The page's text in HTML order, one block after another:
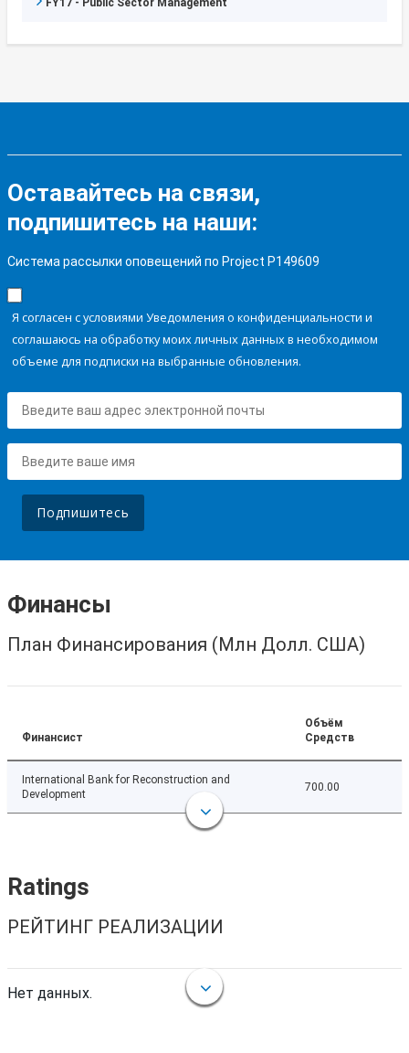
FY17 - Public Sector Management
Оставайтесь на связи,
подпишитесь на наши:
Система рассылки оповещений по Project P149609
Я согласен с условиями Уведомления о конфиденциальности и
соглашаюсь на обработку моих личных данных в необходимом
объеме для подписки на выбранные обновления.
Подпишитесь
Финансы
План Финансирования (Млн Долл. США)
Финансист
Объём
Средств
International Bank for Reconstruction and
Development
700.00
Ratings
РЕЙТИНГ РЕАЛИЗАЦИИ
Нет данных.